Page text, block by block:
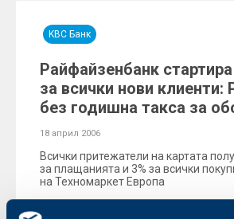
KBC Банк
Райфайзенбанк
за всички нови
без годишна такса за
18 април 2006
Всички притежатели на картата
за плащанията и 3% за всички
на Техномаркет Европа